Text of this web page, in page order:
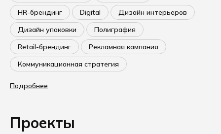
HR-брендинг
Digital
Дизайн интерьеров
Дизайн упаковки
Полиграфия
Retail-брендинг
Рекламная кампания
Коммуникационная стратегия
Подробнее
Проекты